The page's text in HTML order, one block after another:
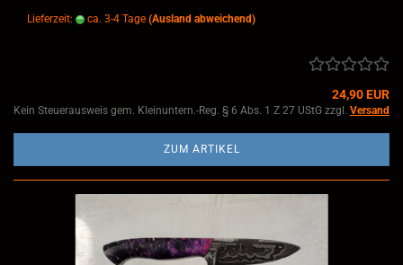
Lieferzeit: ca. 3-4 Tage (Ausland abweichend)
24,90 EUR
Kein Steuerausweis gem. Kleinuntern.-Reg. § 6 Abs. 1 Z 27 UStG zzgl. Versand
ZUM ARTIKEL